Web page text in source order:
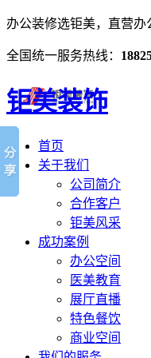
办公装修选钜美，直营办
全国统一服务热线：
钜美装饰
首页
关于我们
公司简介
合作客户
钜美风采
成功案例
办公空间
医美教育
展厅直播
特色餐饮
商业空间